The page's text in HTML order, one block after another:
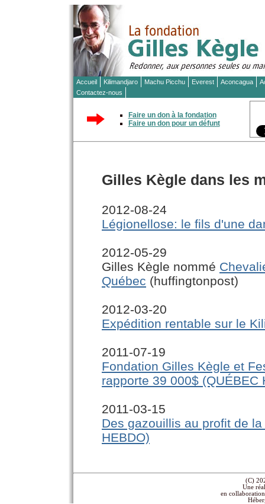
Accueil Kilimandjaro Machu Picchu Everest Aconcagua
Contactez-nous
Faire un don à la fondation
Faire un don pour un défunt
(C)
Une
en